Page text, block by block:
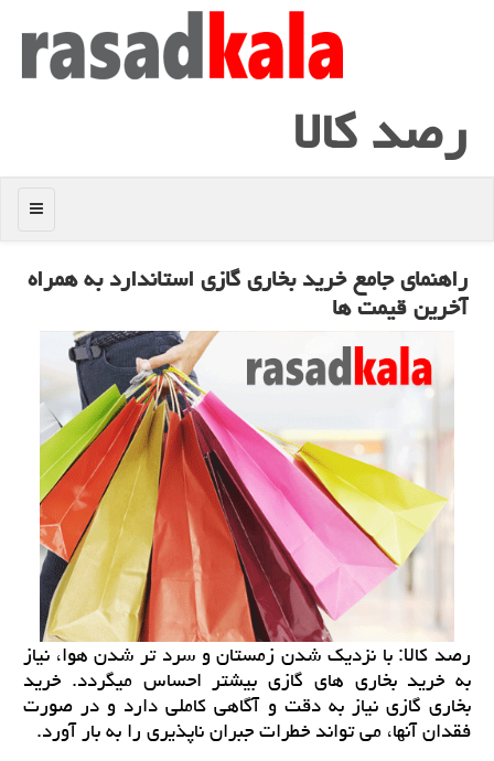
رصد كالا
منو
راهنمای جامع خرید بخاری گازی استاندارد به همراه
آخرین قیمت ها
رصد كالا: با نزدیك شدن زمستان و سرد تر شدن هوا، نیاز
به خرید بخاری های گازی بیشتر احساس میگردد. خرید
بخاری گازی نیاز به دقت و آگاهی كاملی دارد و در صورت
فقدان آنها، می تواند خطرات جبران ناپذیری را به بار آورد.